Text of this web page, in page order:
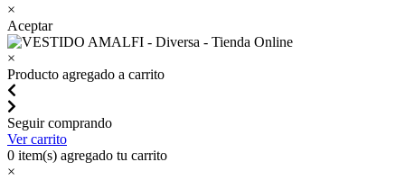
×
Aceptar
×
Producto agregado a carrito
Seguir comprando
Ver carrito
0 item(s) agregado tu carrito
×